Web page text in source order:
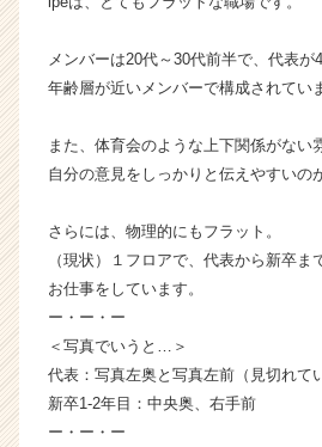
ラ
イ
ン】
ベ
ン
ャ
ー・
成
か
ら
メンバーは20代～30代前半で、代表が
年齢層が近いメンバーで構成されてい
また、体育会のような上下関係がない
自分の意見をしっかりと伝えやすいの
さらには、物理的にもフラット。
（現状）１フロアで、代表から新卒
お仕事をしています。
ー・ー・ー
＜写真でいうと…＞
代表：写真左奥と写真左前（見切れて
新卒1-2年目：中央奥、右手前
ー・ー・ー